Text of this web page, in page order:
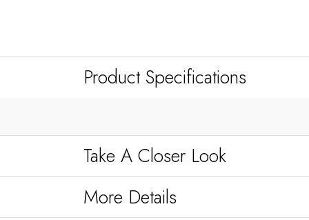
Product Specifications
Take A Closer Look
More Details